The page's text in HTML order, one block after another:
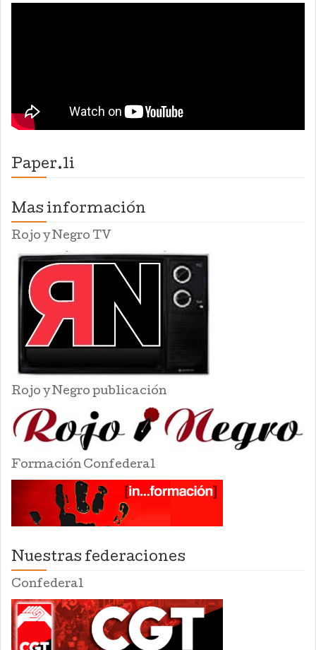
Paper.li
Mas información
Rojo y Negro TV
Rojo y Negro publicación
Formación Confederal
Nuestras federaciones
Confederal